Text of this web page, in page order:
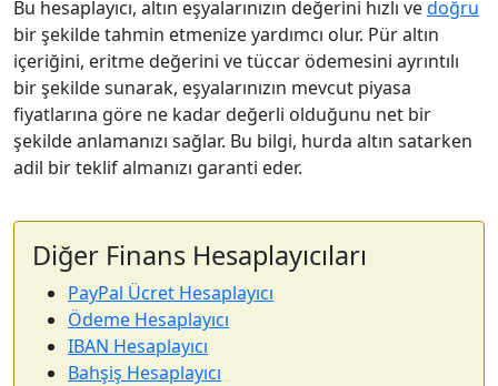
Bu hesaplayıcı, altın eşyalarınızın değerini hızlı vedoğru
bir şekilde tahmin etmenize yardımcı olur. Pür altın
içeriğini, eritme değerini ve tüccar ödemesini ayrıntılı
bir şekilde sunarak, eşyalarınızın mevcut piyasa
fiyatlarına göre ne kadar değerli olduğunu net bir
şekilde anlamanızı sağlar. Bu bilgi, hurda altın satarken
adil bir teklif almanızı garanti eder.
Diğer Finans Hesaplayıcıları
PayPal Ücret Hesaplayıcı
Ödeme Hesaplayıcı
IBAN Hesaplayıcı
Bahşiş Hesaplayıcı